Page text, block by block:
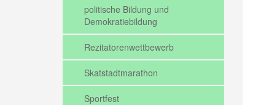
politische Bildung und
Demokratiebildung
Rezitatorenwettbewerb
Skatstadtmarathon
Sportfest